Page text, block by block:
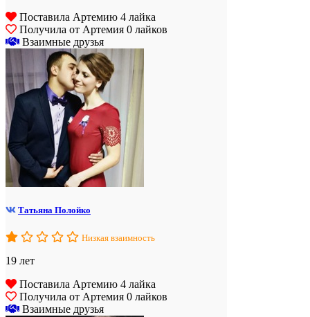
Поставила Артемию 4 лайка
Получила от Артемия 0 лайков
Взаимные друзья
Татьяна Полойко
Низкая взаимность
19 лет
Поставила Артемию 4 лайка
Получила от Артемия 0 лайков
Взаимные друзья